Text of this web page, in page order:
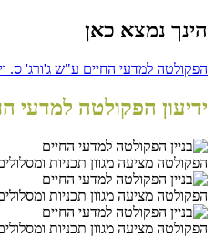
הינך נמצא כאן
הפקולטה למדעי החיים ע"ש ג'ורג' ס.
ידיעון הפקולטה למדעי
הפקולטה מציעה מגוון תכניות
הפקולטה מציעה מגוון תכניות
הפקולטה מציעה מגוון תכניות